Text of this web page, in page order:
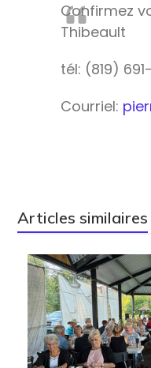
Confirmez
Thibeault
tél: (819)
Courriel:
Articles similaires